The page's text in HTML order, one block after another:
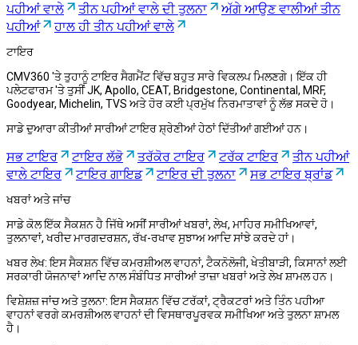
ਪਹੀਆਂ ਵਾਲੇ
ਤੀਨ ਪਹੀਆਂ ਵਾਲੇ ਦੀ ਤੁਲਨਾ
ਅੱਗੇ ਆਉਣ ਵਾਲੀਆਂ ਤੀਨ
ਪਹੀਆਂ
ਹਾਲ ਹੀ ਤੀਨ ਪਹੀਆਂ ਵਾਲੇ
ਟਾਇਰ
CMV360 'ਤੇ ਤੁਹਾਨੂੰ ਟਾਇਰ ਸੈਗਮੈਂਟ ਵਿੱਚ ਬਹੁਤ ਸਾਰੇ ਵਿਕਲਪ ਮਿਲਣਗੇ। ਇੱਕ ਹੀ
ਪਲੇਟਫਾਰਮ 'ਤੇ ਤੁਸੀਂ JK, Apollo, CEAT, Bridgestone, Continental, MRF,
Goodyear, Michelin, TVS ਅਤੇ ਹੋਰ ਕਈ ਪ੍ਰਮੁੱਖ ਨਿਰਮਾਤਾਵਾਂ ਨੂੰ ਲੱਭ ਸਕਦੇ ਹੋ।
ਸਾਡੇ ਦੁਆਰਾ ਕੀਤੀਆਂ ਸਾਰੀਆਂ ਟਾਇਰ ਸ਼੍ਰੇਣੀਆਂ ਹੇਠਾਂ ਦਿੱਤੀਆਂ ਗਈਆਂ ਹਨ।
ਸਭ ਟਾਇਰ ਟਾਇਰ ਲੱਭੋ ਤਰੱਕੋਰ ਟਾਇਰ ਟਰੱਕ ਟਾਇਰ
ਤੀਨ ਪਹੀਆਂ
ਵਾਲੇ ਟਾਇਰ
ਟਾਇਰ ਗਾਇਡ ਟਾਇਰ ਦੀ ਤੁਲਨਾ ਸਭ ਟਾਇਰ ਬ੍ਰਾਂਡ
ਖਬਰਾਂ ਅਤੇ ਜਾਂਚ
ਸਾਡੇ ਕੋਲ ਇੱਕ ਸੈਕਸ਼ਨ ਹੈ ਜਿੱਥੇ ਅਸੀਂ ਸਾਰੀਆਂ ਖਬਰਾਂ, ਲੇਖ, ਮਾਹਿਰ ਸਮੀਖਿਆਵਾਂ,
ਤੁਲਨਾਵਾਂ, ਖਰੀਦ ਮਾਰਗਦਰਸ਼ਨ, ਰੱਖ-ਰਖਾਵ ਸੁਝਾਅ ਆਦਿ ਸਾਂਝੇ ਕਰਦੇ ਹਾਂ।
ਖਬਰ ਲੇਖ:ਇਸ ਸੈਕਸ਼ਨ ਵਿੱਚ ਕਮਰਸ਼ੀਅਲ ਵਾਹਨਾਂ, ਟੈਕਨੋਲੋਜੀ, ਖੇਤੀਬਾੜੀ, ਕਿਸਾਨਾਂ ਲਈ
ਸਰਕਾਰੀ ਯੋਜਨਾਵਾਂ ਆਦਿ ਨਾਲ ਸੰਬੰਧਿਤ ਸਾਰੀਆਂ ਤਾਜ਼ਾ ਖਬਰਾਂ ਅਤੇ ਲੇਖ ਸ਼ਾਮਲ ਹਨ।
ਵਿਸ਼ੇਸ਼ਜ਼ ਜਾਂਚ ਅਤੇ ਤੁਲਨਾ:ਇਸ ਸੈਕਸ਼ਨ ਵਿੱਚ ਟਰੱਕਾਂ, ਟ੍ਰੈਕਟਰਾਂ ਅਤੇ ਤਿੰਨ ਪਹੀਆ
ਵਾਹਨਾਂ ਵਰਗੇ ਕਮਰਸ਼ੀਅਲ ਵਾਹਨਾਂ ਦੀ ਵਿਸਥਾਰਪੂਰਵਕ ਸਮੀਖਿਆ ਅਤੇ ਤੁਲਨਾ ਸ਼ਾਮਲ
ਹੈ।